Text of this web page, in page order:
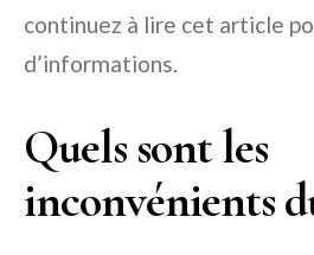
continuez à lire cet article
d’informations.
Quels sont les
inconvénients